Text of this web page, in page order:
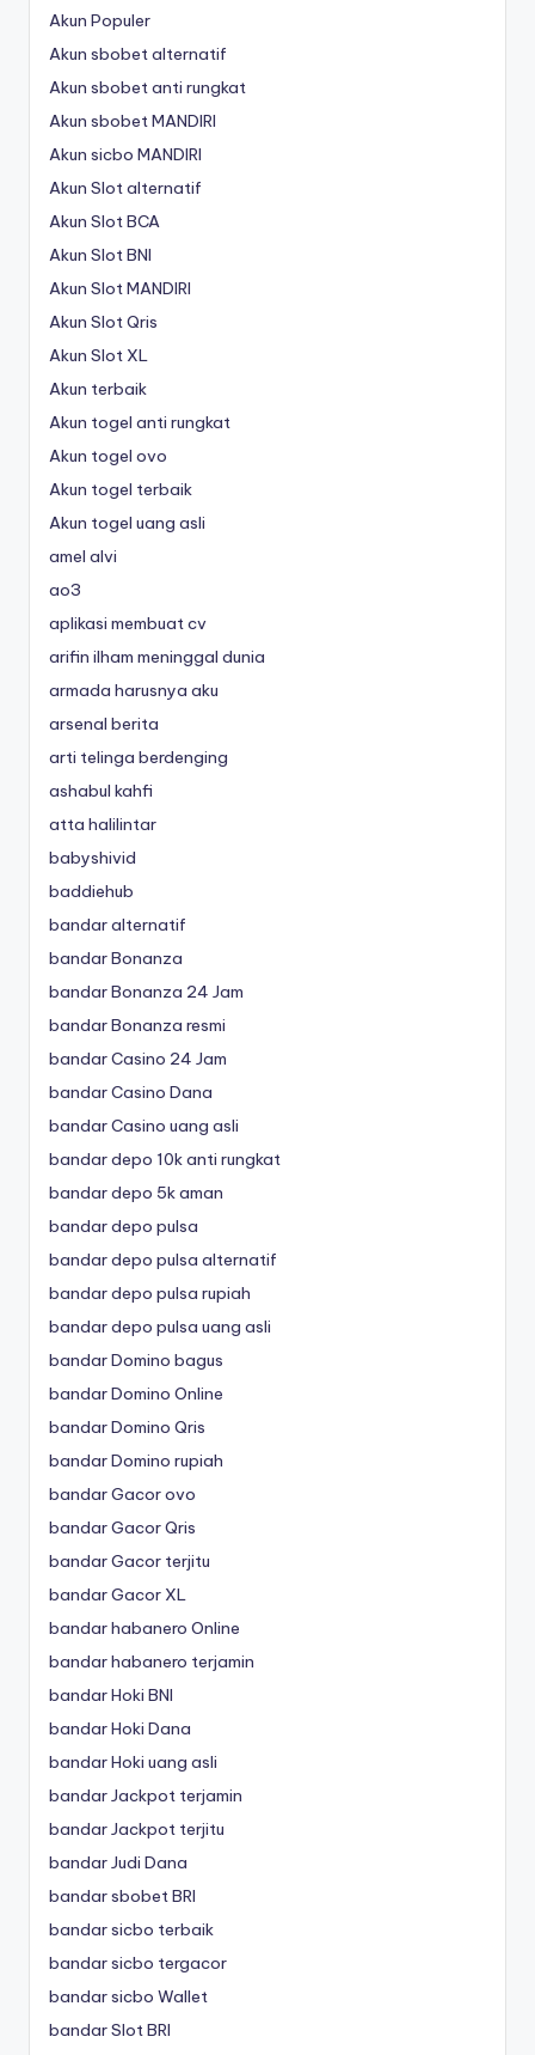
Akun Populer
Akun sbobet alternatif
Akun sbobet anti rungkat
Akun sbobet MANDIRI
Akun sicbo MANDIRI
Akun Slot alternatif
Akun Slot BCA
Akun Slot BNI
Akun Slot MANDIRI
Akun Slot Qris
Akun Slot XL
Akun terbaik
Akun togel anti rungkat
Akun togel ovo
Akun togel terbaik
Akun togel uang asli
amel alvi
ao3
aplikasi membuat cv
arifin ilham meninggal dunia
armada harusnya aku
arsenal berita
arti telinga berdenging
ashabul kahfi
atta halilintar
babyshivid
baddiehub
bandar alternatif
bandar Bonanza
bandar Bonanza 24 Jam
bandar Bonanza resmi
bandar Casino 24 Jam
bandar Casino Dana
bandar Casino uang asli
bandar depo 10k anti rungkat
bandar depo 5k aman
bandar depo pulsa
bandar depo pulsa alternatif
bandar depo pulsa rupiah
bandar depo pulsa uang asli
bandar Domino bagus
bandar Domino Online
bandar Domino Qris
bandar Domino rupiah
bandar Gacor ovo
bandar Gacor Qris
bandar Gacor terjitu
bandar Gacor XL
bandar habanero Online
bandar habanero terjamin
bandar Hoki BNI
bandar Hoki Dana
bandar Hoki uang asli
bandar Jackpot terjamin
bandar Jackpot terjitu
bandar Judi Dana
bandar sbobet BRI
bandar sicbo terbaik
bandar sicbo tergacor
bandar sicbo Wallet
bandar Slot BRI